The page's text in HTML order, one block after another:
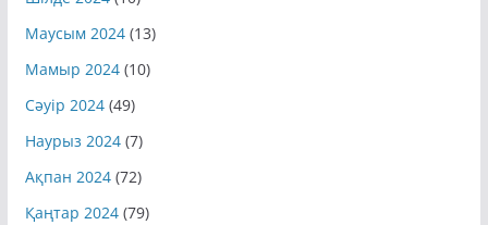
Маусым 2024(13)
Мамыр 2024(10)
Сәуір 2024(49)
Наурыз 2024(7)
Ақпан 2024(72)
Қаңтар 2024(79)